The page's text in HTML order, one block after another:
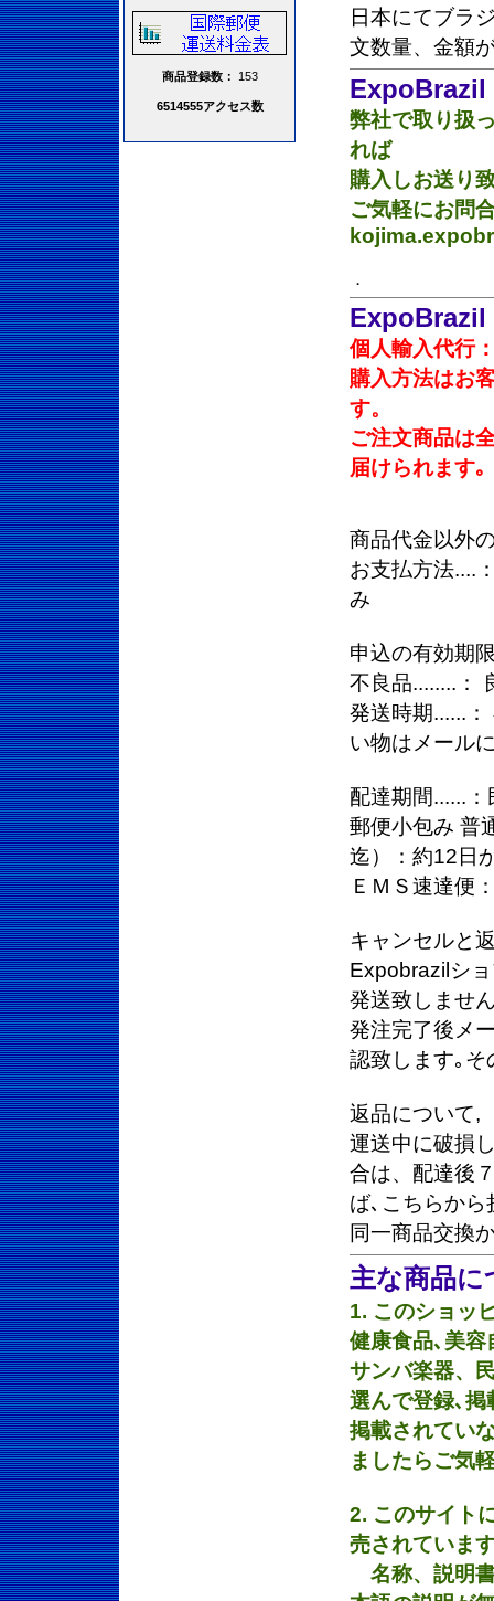
商品登録数： 153
6514555アクセス数
日本にてブラ
文数量、金額
ExpoBrazil
弊社で取り扱
れば
購入しお送り
ご気軽にお問
．
ExpoBrazil
個人輸入代行
購入方法はお
す。
ご注文商品は
届けられます｡
商品代金以外
お支払方法....
み
申込の有効期
不良品........：
発送時期......
い物はメール
配達期間......
郵便小包み 普
迄）：約12日
ＥＭＳ速達便
キャンセルと
Expobrazilシ
発送致しませ
発注完了後メ
認致します｡そ
返品について,
運送中に破損
合は、配達後
ば､こちらか
同一商品交換
主な商品に
1. このショッ
健康食品､美容
サンバ楽器、
選んで登録､掲
掲載されてい
ましたらご気
2. このサイト
売されていま
名称、説明